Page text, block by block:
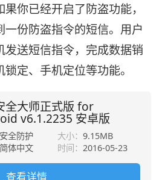
你已经开启了防盗功能，
份防盗指令的短信。用户
发送短信指令，完成数据销
定、手机定位等功能。
全大师正式版 for
v6.1.2235 安卓版
安全防护 大小： 9.15MB
简体中文 时间： 2016-05-23
查看详情